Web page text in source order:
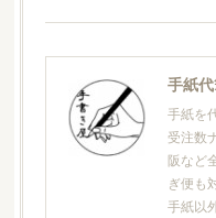
手紙を
受注数
阪など
ぎ便も
手紙以